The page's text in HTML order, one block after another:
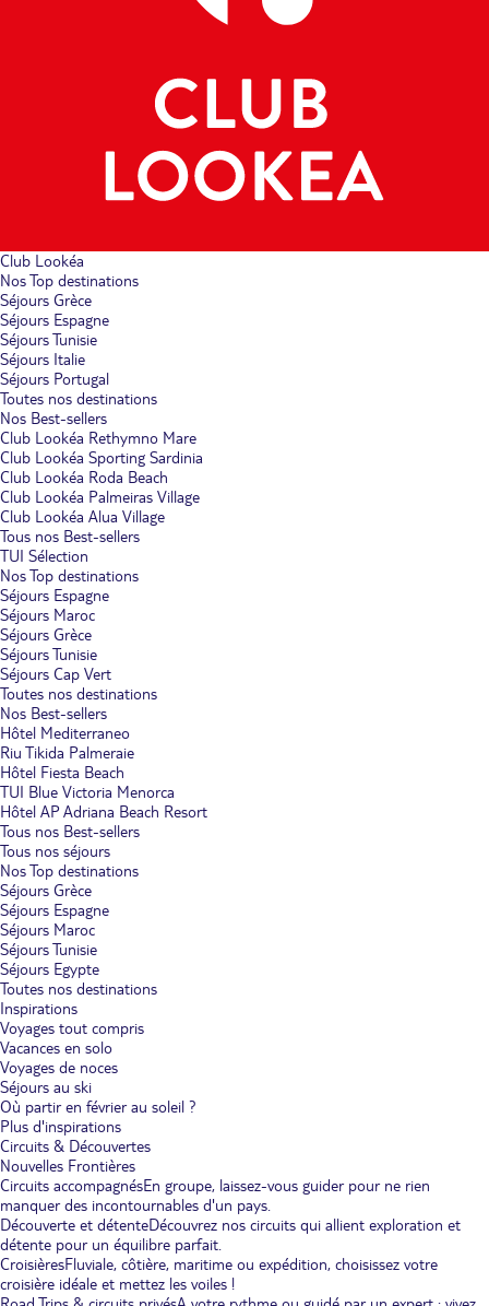
Club Lookéa
Nos Top destinations
Séjours Grèce
Séjours Espagne
Séjours Tunisie
Séjours Italie
Séjours Portugal
Toutes nos destinations
Nos Best-sellers
Club Lookéa Rethymno Mare
Club Lookéa Sporting Sardinia
Club Lookéa Roda Beach
Club Lookéa Palmeiras Village
Club Lookéa Alua Village
Tous nos Best-sellers
TUI Sélection
Nos Top destinations
Séjours Espagne
Séjours Maroc
Séjours Grèce
Séjours Tunisie
Séjours Cap Vert
Toutes nos destinations
Nos Best-sellers
Hôtel Mediterraneo
Riu Tikida Palmeraie
Hôtel Fiesta Beach
TUI Blue Victoria Menorca
Hôtel AP Adriana Beach Resort
Tous nos Best-sellers
Tous nos séjours
Nos Top destinations
Séjours Grèce
Séjours Espagne
Séjours Maroc
Séjours Tunisie
Séjours Egypte
Toutes nos destinations
Inspirations
Voyages tout compris
Vacances en solo
Voyages de noces
Séjours au ski
Où partir en février au soleil ?
Plus d'inspirations
Circuits & Découvertes
Nouvelles Frontières
Circuits accompagnésEn groupe, laissez-vous guider pour ne rien
manquer des incontournables d'un pays.
Découverte et détenteDécouvrez nos circuits qui allient exploration et
détente pour un équilibre parfait.
CroisièresFluviale, côtière, maritime ou expédition, choisissez votre
croisière idéale et mettez les voiles !